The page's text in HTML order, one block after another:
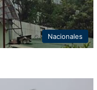
Nacionales